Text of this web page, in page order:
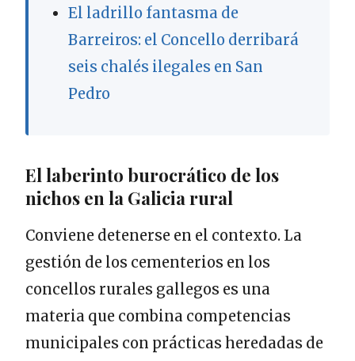
El ladrillo fantasma de
Barreiros: el Concello derribará
seis chalés ilegales en San
Pedro
El laberinto burocrático de los
nichos en la Galicia rural
Conviene detenerse en el contexto. La
gestión de los cementerios en los
concellos rurales gallegos es una
materia que combina competencias
municipales con prácticas heredadas de